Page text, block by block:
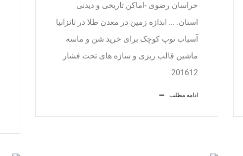
خراسان رضوی -اماکن تاریخی و دیدنی
استان. ... اندازه زمین در معدن طلا در تانزانیا
آسیاب توپ کوچک برای خرید شن و ماسه
ماشین قالب ریزی و سازه های تحت فشار
201612
ادامه مطلب